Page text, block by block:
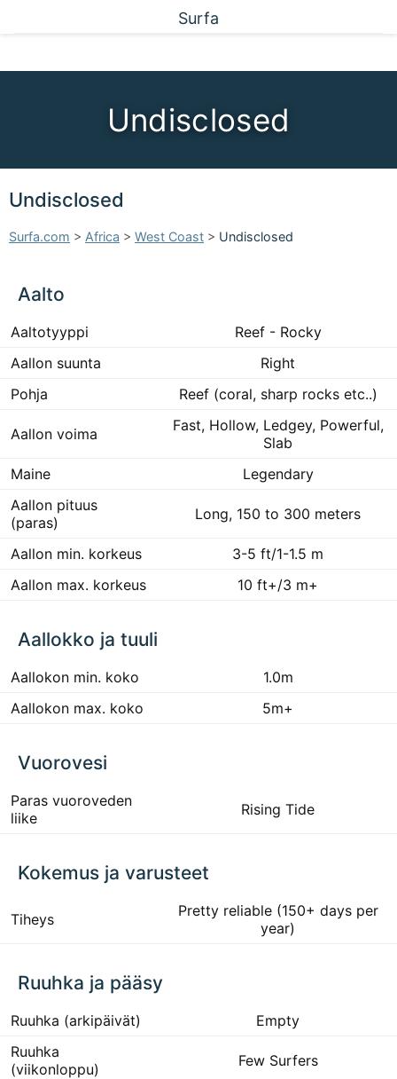
Surfa
Undisclosed
Undisclosed
Surfa.com > Africa > West Coast > Undisclosed
Aalto
Aaltotyyppi
Reef - Rocky
Aallon suunta
Right
Pohja
Reef (coral, sharp rocks etc..)
Aallon voima
Fast, Hollow, Ledgey, Powerful,
Slab
Maine
Legendary
Aallon pituus
(paras)
Long, 150 to 300 meters
Aallon min. korkeus
3-5 ft/1-1.5 m
Aallon max. korkeus
10 ft+/3 m+
Aallokko ja tuuli
Aallokon min. koko
1.0m
Aallokon max. koko
5m+
Vuorovesi
Paras vuoroveden
liike
Rising Tide
Kokemus ja varusteet
Tiheys
Pretty reliable (150+ days per
year)
Ruuhka ja pääsy
Ruuhka (arkipäivät)
Empty
Ruuhka
(viikonloppu)
Few Surfers